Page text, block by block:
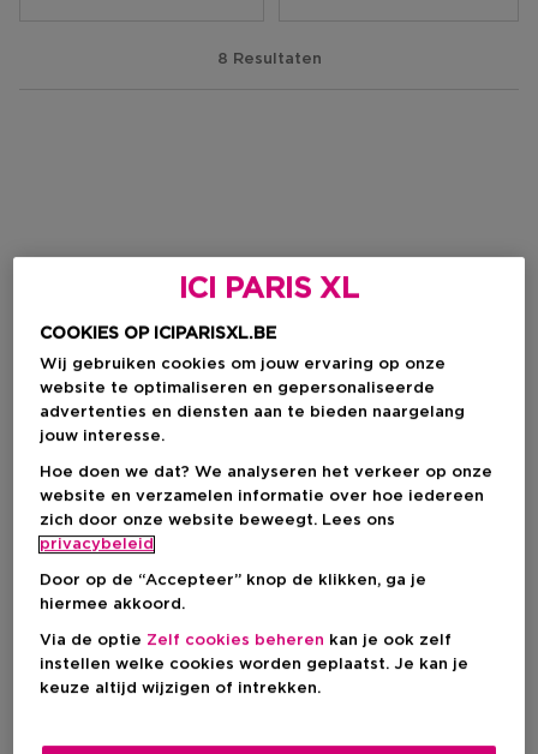
8 Resultaten
RITUALS
The Ritual Of Sakura
Luchtverfrisser Voor In De
Auto
€ 20,90
RITUALS
Homme
Luchtverfrisser Voor In De
€ 20,90
ICI PARIS XL
COOKIES OP ICIPARISXL.BE
Wij gebruiken cookies om jouw ervaring op onze
website te optimaliseren en gepersonaliseerde
advertenties en diensten aan te bieden naargelang
jouw interesse.
Hoe doen we dat? We analyseren het verkeer op onze
website en verzamelen informatie over hoe iedereen
zich door onze website beweegt. Lees ons
privacybeleid
Door op de “Accepteer” knop de klikken, ga je
hiermee akkoord.
Via de optie Zelf cookies beheren kan je ook zelf
instellen welke cookies worden geplaatst. Je kan je
keuze altijd wijzigen of intrekken.